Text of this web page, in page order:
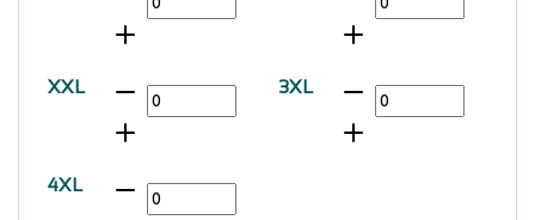
XXL 3XL
4XL